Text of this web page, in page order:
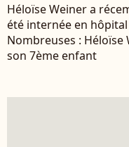
Héloïse Weiner a
été internée en
Nombreuses :
son 7ème enfant